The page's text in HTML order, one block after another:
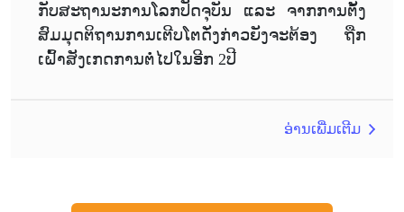
ກັບສະຖານະການໂລກປັດຈຸບັນ ແລະ ຈາກການຕັ້ງ
ສົມມຸດຕິຖານການເຕີບໂຕດັ່ງກ່າວຍັງຈະຕ້ອງ ຖືກ
ເຝົ້າສັງເກດການຕໍ່ໄປໃນອີກ 2ປີ
ອ່ານເພີ່ມເຕີມ